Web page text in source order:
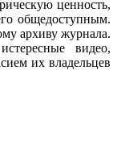
ценность,
общедоступным.
архиву журнала.
видео,
их владельцев